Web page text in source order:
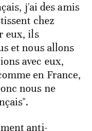
j'ai des amis
chez
eux, ils
et nous allons
avec eux,
en France,
nous ne
anti-